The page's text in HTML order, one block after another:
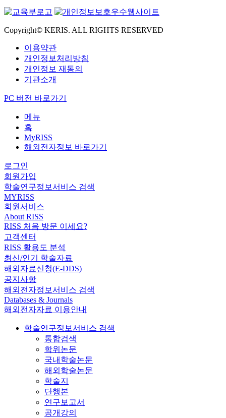
Copyright© KERIS. ALL RIGHTS RESERVED
이용약관
개인정보처리방침
개인정보 재동의
기관소개
PC 버전 바로가기
메뉴
홈
MyRISS
해외전자정보 바로가기
로그인
회원가입
학술연구정보서비스 검색
MYRISS
회원서비스
About RISS
RISS 처음 방문 이세요?
고객센터
RISS 활용도 분석
최신/인기 학술자료
해외자료신청(E-DDS)
공지사항
해외전자정보서비스 검색
Databases & Journals
해외전자자료 이용안내
학술연구정보서비스 검색
통합검색
학위논문
국내학술논문
해외학술논문
학술지
단행본
연구보고서
공개강의